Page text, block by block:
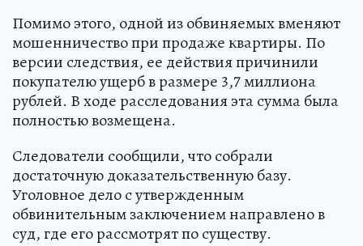
Помимо этого, одной из обвиняемых вменяют
мошенничество при продаже квартиры. По
версии следствия, ее действия причинили
покупателю ущерб в размере 3,7 миллиона
рублей. В ходе расследования эта сумма была
полностью возмещена.
Следователи сообщили, что собрали
достаточную доказательственную базу.
Уголовное дело с утвержденным
обвинительным заключением направлено в
суд, где его рассмотрят по существу.